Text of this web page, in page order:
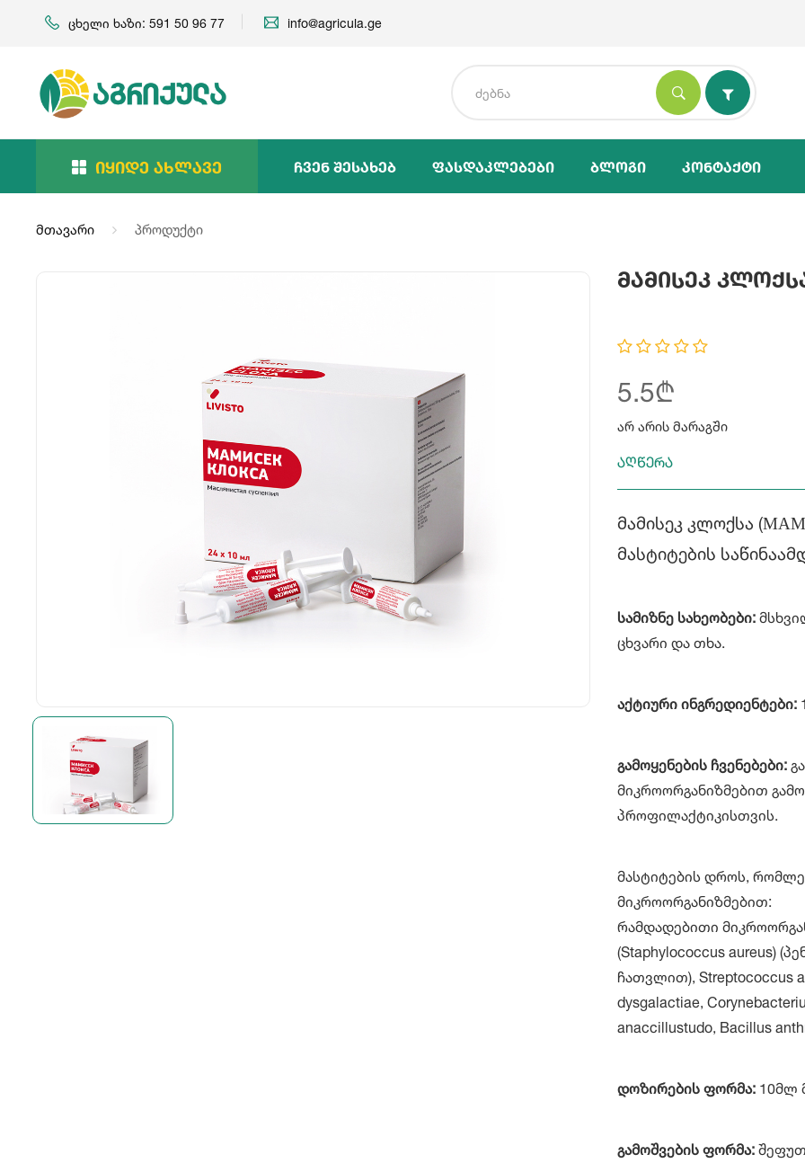
ცხელი ხაზი: 591 50 96 77 info@agricula.ge
Იყიდე Ახლავე Ჩვენ Შესახებ Ფასდაკლებები Ბლოგი Კონტაქტი
მთავარი პროდუქტი
Მამისეკ
5.5₾
არ არის მარაგში
აღწერა
მამისეკ კლოქსა
მასტიტების
სამიზნე სახეობები:
ცხვარი და თხა.
აქტიური ინგრედიენტები:
გამოყენების ჩვენებები:
მიკროორგანიზმებით
პროფილაქტიკისთვის.
მასტიტების დროს,
მიკროორგანიზმებით:
რამდადებითი
(Staphylococcus aureus)
ჩათვლით), Streptococcus
dysgalactiae,
anaccillustudo, Bacillus
დოზირების ფორმა: 10მლ
გამოშვების ფორმა: